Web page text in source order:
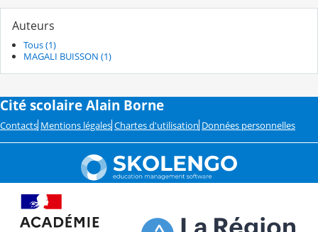
Auteurs
Tous (1)
MAGALI BUISSON (1)
Cité scolaire Alain Borne
Contacts Mentions légales Chartes d'utilisation Données personnelles